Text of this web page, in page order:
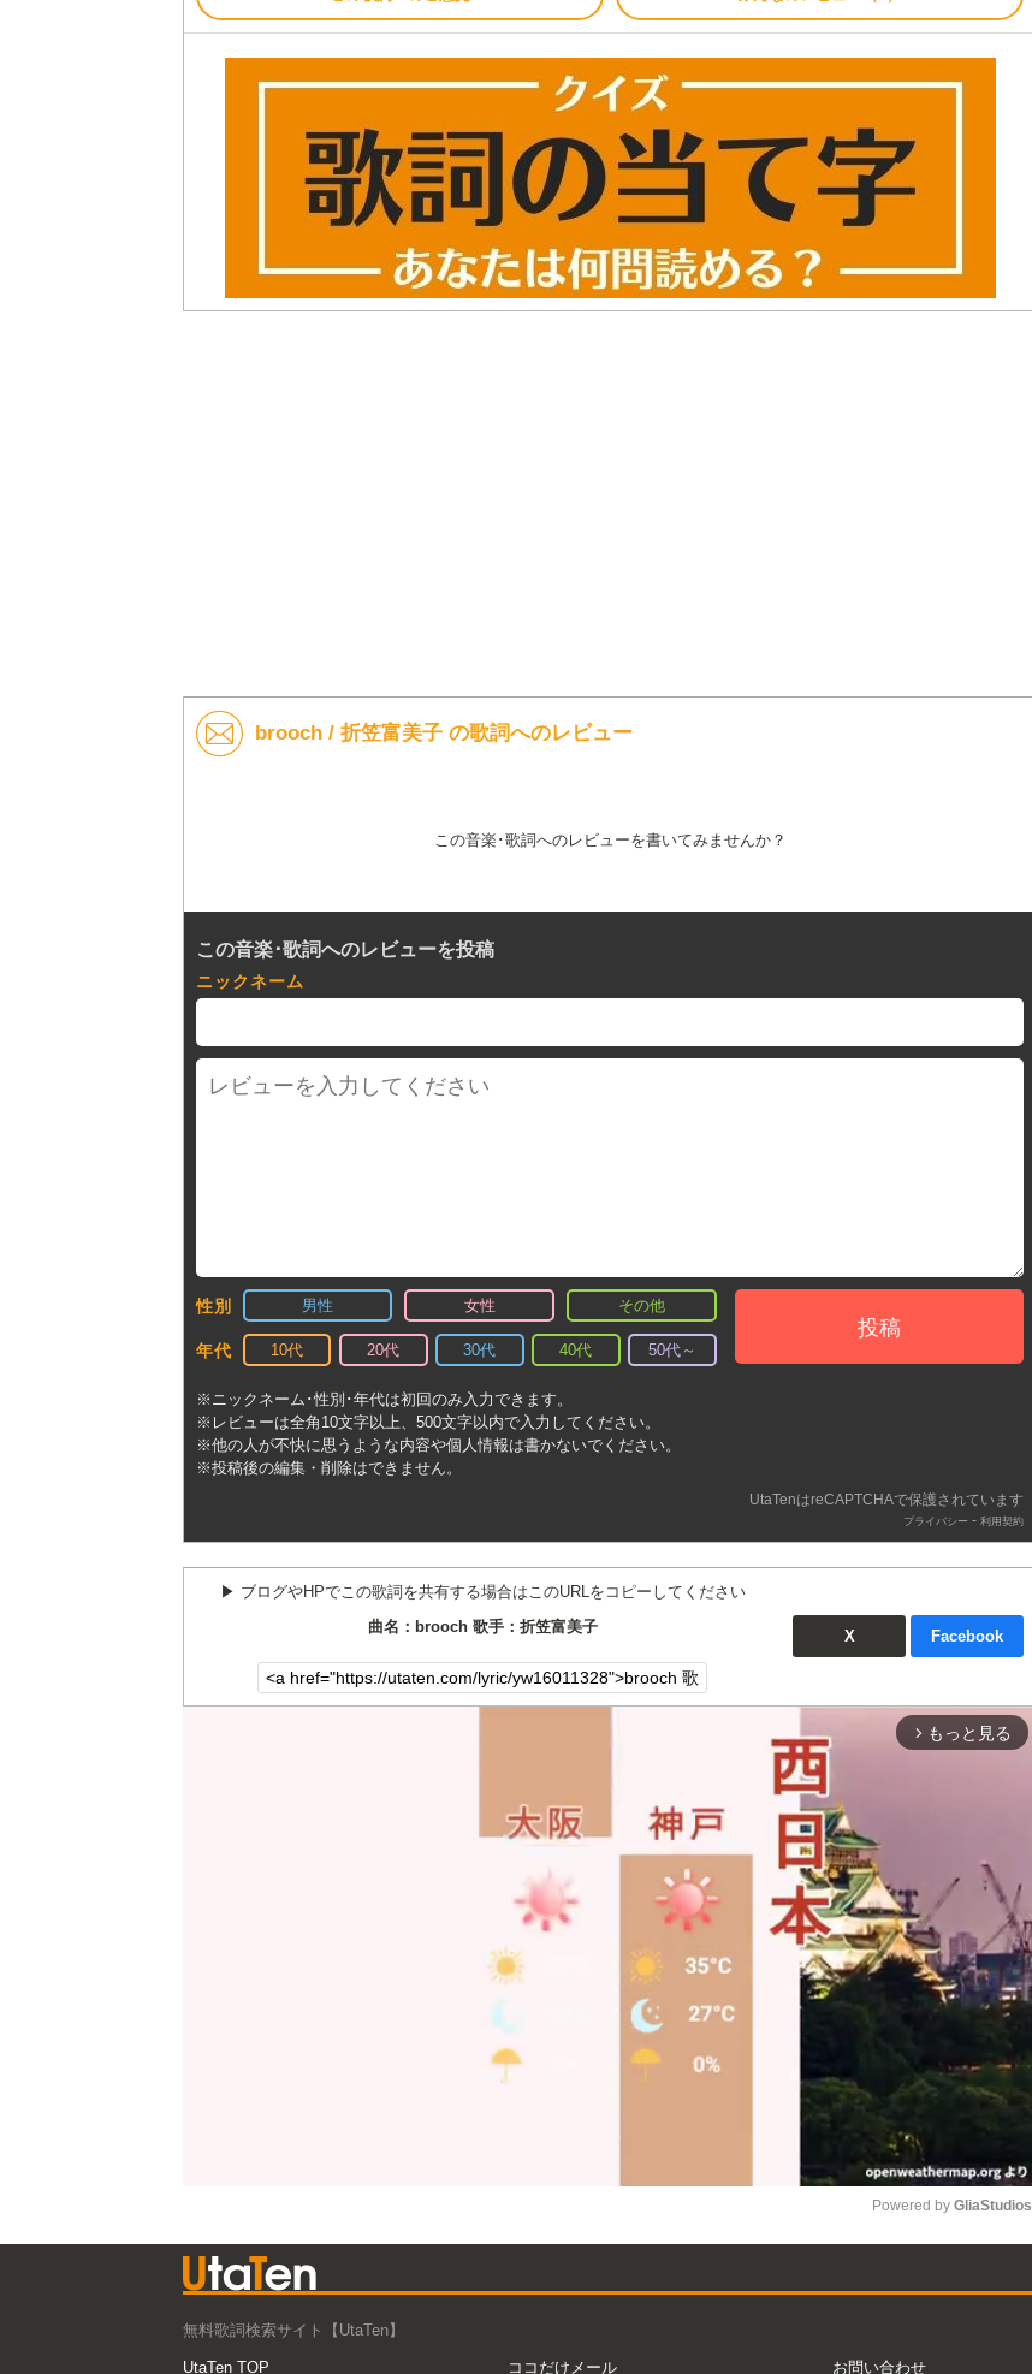
brooch / 折笠富美子 の歌詞へのレビュー
この音楽･歌詞へのレビューを書いてみませんか？
この音楽･歌詞へのレビューを投稿
ニックネーム
性別 男性 女性 その他
年代 10代 20代 30代 40代 50代～
投稿
※ニックネーム･性別･年代は初回のみ入力できます。
※レビューは全角10文字以上、500文字以内で入力してください。
※他の人が不快に思うような内容や個人情報は書かないでください。
※投稿後の編集・削除はできません。
UtaTenはreCAPTCHAで保護されています
プライバシー - 利用契約
▶︎ ブログやHPでこの歌詞を共有する場合はこのURLをコピーしてください
曲名：brooch 歌手：折笠富美子
X Facebook
arrow_forward_ios もっと見る
Powered by GliaStudios
無料歌詞検索サイト【UtaTen】
UtaTen TOP ココだけメール お問い合わせ